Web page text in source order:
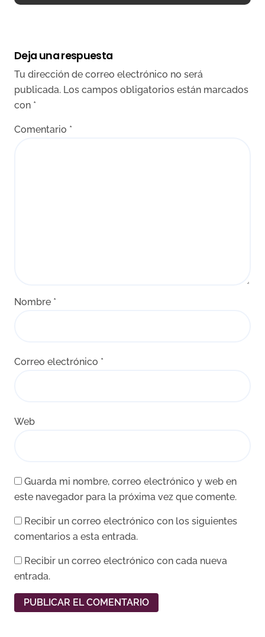
Deja una respuesta
Tu dirección de correo electrónico no será
publicada. Los campos obligatorios están marcados
con *
Comentario *
Nombre *
Correo electrónico *
Web
Guarda mi nombre, correo electrónico y web en
este navegador para la próxima vez que comente.
Recibir un correo electrónico con los siguientes
comentarios a esta entrada.
Recibir un correo electrónico con cada nueva
entrada.